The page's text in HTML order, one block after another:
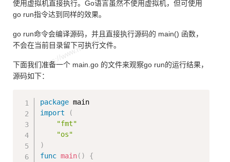
使用虚拟机直接执行。Go语言虽然不使用虚拟机，但可使用
go run指令达到同样的效果。
go run命令会编译源码，并且直接执行源码的 main() 函数，
不会在当前目录留下可执行文件。
下面我们准备一个 main.go 的文件来观察go run的运行结果，
源码如下：
package
import
(
"fmt"
"os"
)
func main( )
{